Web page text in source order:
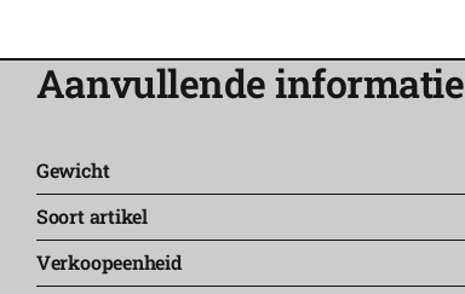
Aanvullende informatie
Gewicht
Soort artikel
Verkoopeenheid